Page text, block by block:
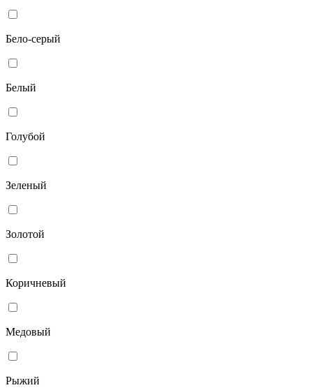
Бело-серый
Белый
Голубой
Зеленый
Золотой
Коричневый
Медовый
Рыжий